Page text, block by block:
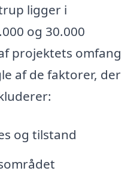
ligger i
og 30.000
projektets omfang
af de faktorer, der
og tilstand